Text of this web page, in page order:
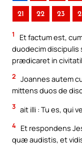
21 22 23
1
Et factum est,
duodecim
prædicaret in
2 Joannes autem
mittens duos de
3 ait illi : Tu es, qui
4 Et respondens
quæ audistis, et